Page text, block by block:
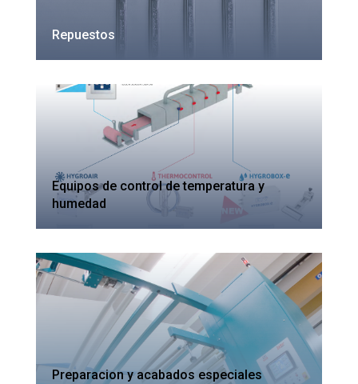
Repuestos
Equipos de control de temperatura y
humedad
Preparacion y acabados especiales